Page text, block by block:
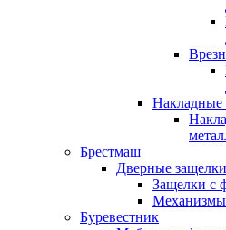
Накладные
Брестмаш
Дверные защелки
Защелки с
Буревестник